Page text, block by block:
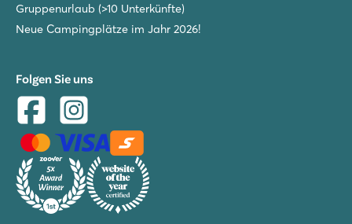
Gruppenurlaub (>10 Unterkünfte)
Neue Campingplätze im Jahr 2026!
Folgen Sie uns